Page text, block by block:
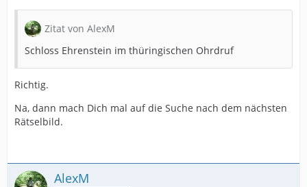
Zitat von AlexM
Schloss Ehrenstein im thüringischen Ohrdruf
Richtig.
Na, dann mach Dich mal auf die Suche nach dem nächsten
Rätselbild.
AlexM